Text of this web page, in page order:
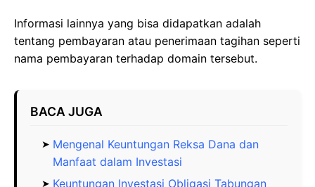
Informasi lainnya yang bisa didapatkan adalah
tentang pembayaran atau penerimaan tagihan seperti
nama pembayaran terhadap domain tersebut.
BACA JUGA
Mengenal Keuntungan Reksa Dana dan
Manfaat dalam Investasi
Keuntungan Investasi Obligasi Tabungan